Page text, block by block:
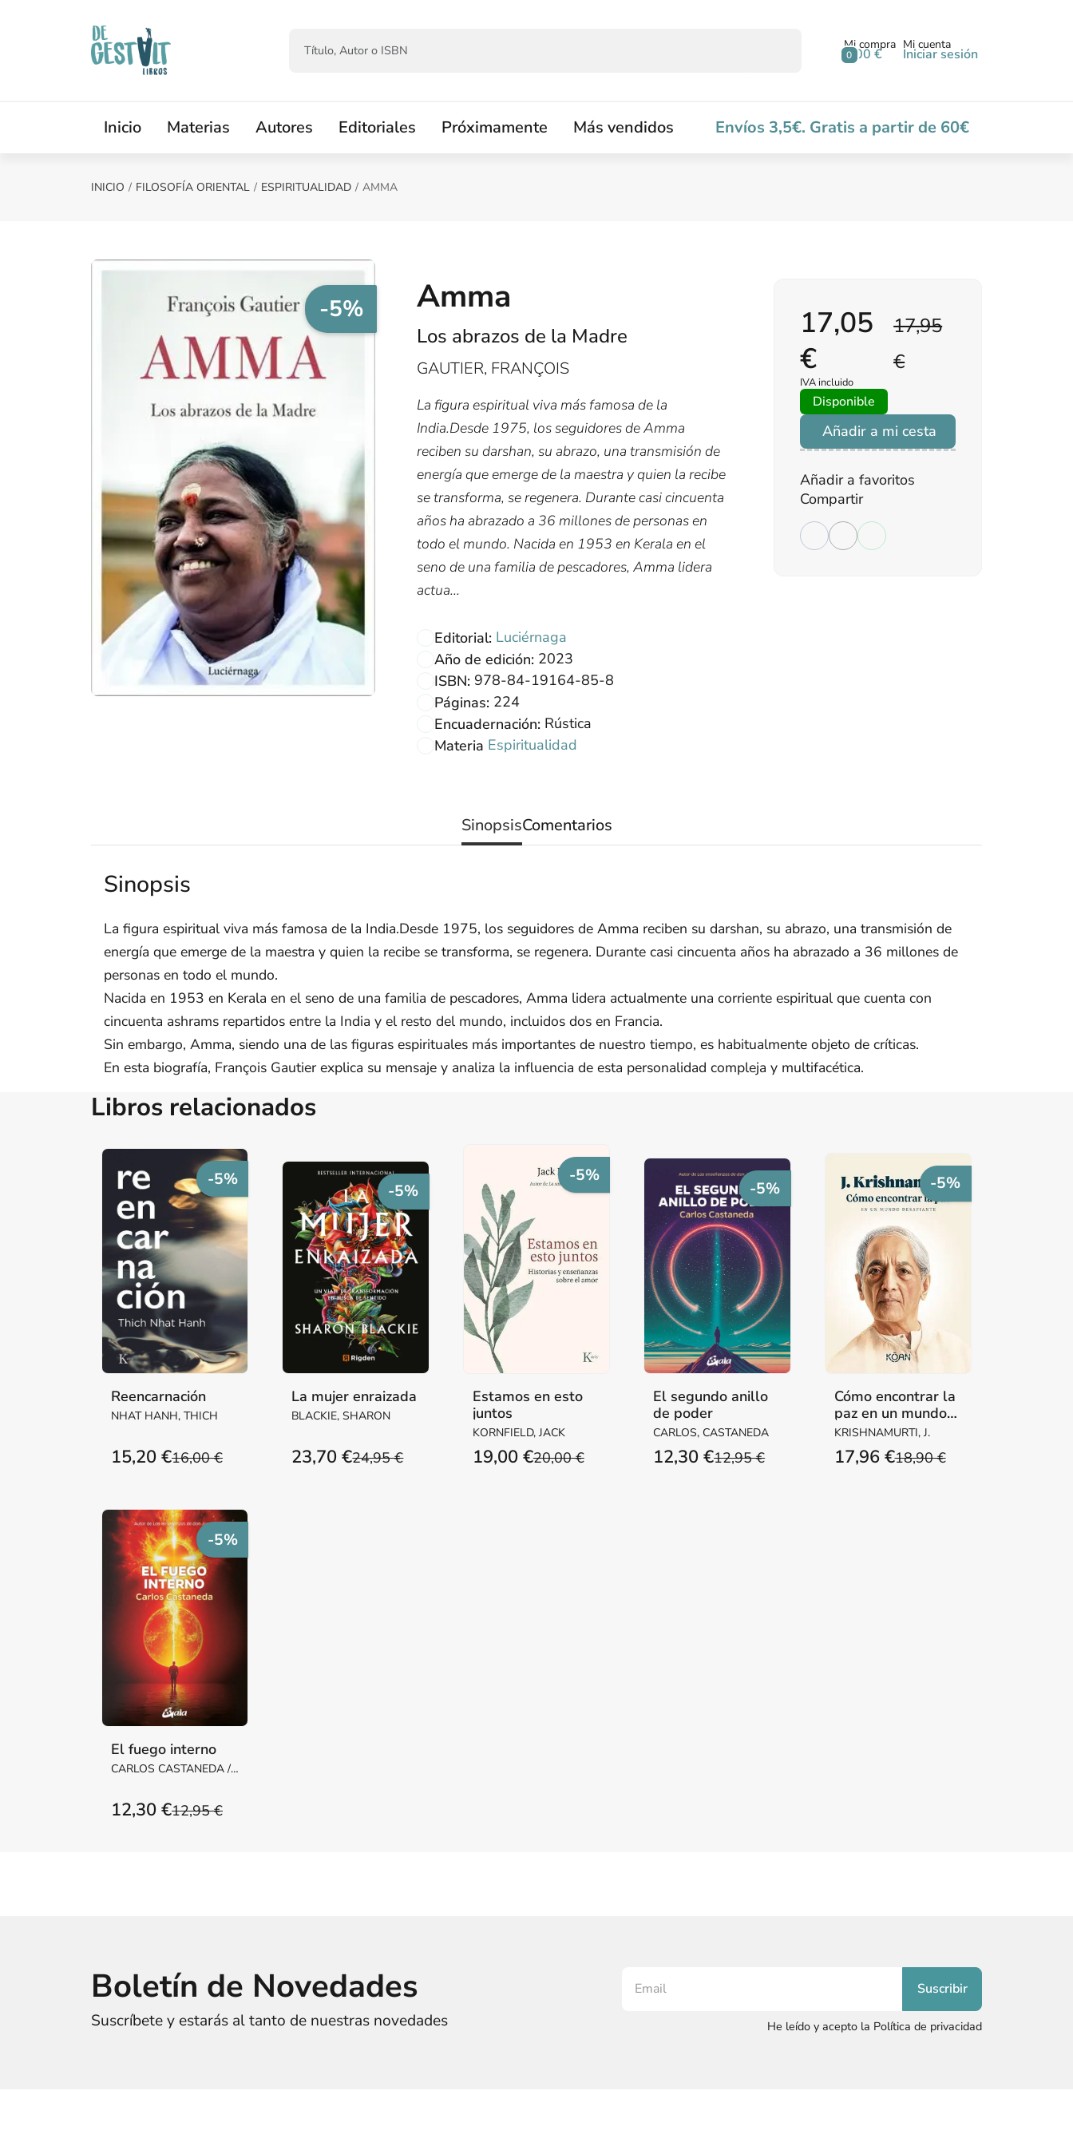
0
Mi compra
0,00 €
Mi cuenta
Iniciar sesión
Inicio Materias Autores Editoriales Próximamente Más vendidos Envíos 3,5€. Gratis a partir de 60€
INICIO FILOSOFÍA ORIENTAL ESPIRITUALIDAD AMMA
-5% Amma
Los abrazos de la Madre
GAUTIER, FRANÇOIS
La figura espiritual viva más famosa de la
India.Desde 1975, los seguidores de Amma
reciben su darshan, su abrazo, una transmisión de
energía que emerge de la maestra y quien la recibe
se transforma, se regenera. Durante casi cincuenta
años ha abrazado a 36 millones de personas en
todo el mundo. Nacida en 1953 en Kerala en el
seno de una familia de pescadores, Amma lidera
actua...
Editorial: Luciérnaga
Año de edición: 2023
ISBN: 978-84-19164-85-8
Páginas: 224
Encuadernación: Rústica
Materia Espiritualidad
17,95
€
17,05
€
IVA incluido
Disponible
Añadir a mi cesta
Añadir a favoritos
Compartir
SinopsisComentarios
Sinopsis
La figura espiritual viva más famosa de la India.Desde 1975, los seguidores de Amma reciben su darshan, su abrazo, una transmisión de
energía que emerge de la maestra y quien la recibe se transforma, se regenera. Durante casi cincuenta años ha abrazado a 36 millones de
personas en todo el mundo.
Nacida en 1953 en Kerala en el seno de una familia de pescadores, Amma lidera actualmente una corriente espiritual que cuenta con
cincuenta ashrams repartidos entre la India y el resto del mundo, incluidos dos en Francia.
Sin embargo, Amma, siendo una de las figuras espirituales más importantes de nuestro tiempo, es habitualmente objeto de críticas.
En esta biografía, François Gautier explica su mensaje y analiza la influencia de esta personalidad compleja y multifacética.
Libros relacionados
-5%
Reencarnación
NHAT HANH, THICH
16,00 €
15,20 €
-5%
La mujer enraizada
BLACKIE, SHARON
24,95 €
23,70 €
-5%
Estamos en esto
juntos
KORNFIELD, JACK
20,00 €
19,00 €
-5%
El segundo anillo
de poder
CARLOS, CASTANEDA
12,95 €
12,30 €
-5%
Cómo encontrar la
paz en un mundo
desafiante
KRISHNAMURTI, J.
18,90 €
17,96 €
-5%
El fuego interno
CARLOS CASTANEDA /
12,95 €
12,30 €
Boletín de Novedades
Suscríbete y estarás al tanto de nuestras novedades He leído y acepto la Política de privacidad